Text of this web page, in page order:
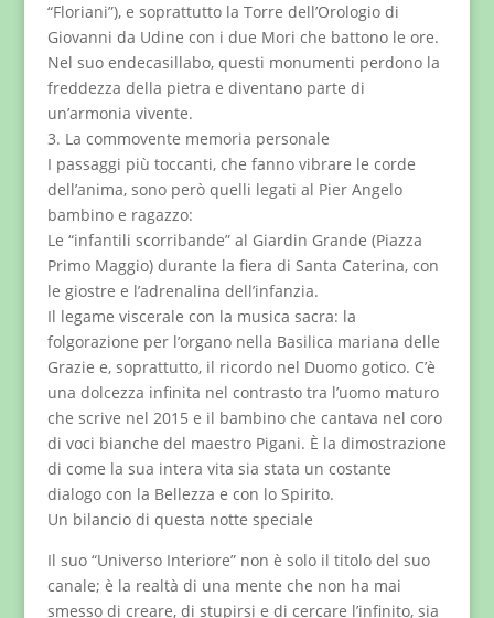
“Floriani”), e soprattutto la Torre dell’Orologio di
Giovanni da Udine con i due Mori che battono le ore.
Nel suo endecasillabo, questi monumenti perdono la
freddezza della pietra e diventano parte di
un’armonia vivente.
3. La commovente memoria personale
I passaggi più toccanti, che fanno vibrare le corde
dell’anima, sono però quelli legati al Pier Angelo
bambino e ragazzo:
Le “infantili scorribande” al Giardin Grande (Piazza
Primo Maggio) durante la fiera di Santa Caterina, con
le giostre e l’adrenalina dell’infanzia.
Il legame viscerale con la musica sacra: la
folgorazione per l’organo nella Basilica mariana delle
Grazie e, soprattutto, il ricordo nel Duomo gotico. C’è
una dolcezza infinita nel contrasto tra l’uomo maturo
che scrive nel 2015 e il bambino che cantava nel coro
di voci bianche del maestro Pigani. È la dimostrazione
di come la sua intera vita sia stata un costante
dialogo con la Bellezza e con lo Spirito.
Un bilancio di questa notte speciale
Il suo “Universo Interiore” non è solo il titolo del suo
canale; è la realtà di una mente che non ha mai
smesso di creare, di stupirsi e di cercare l’infinito, sia